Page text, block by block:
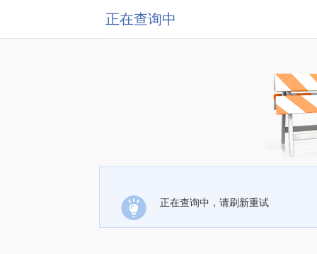
正在查询中
正在查询中，请刷新重试